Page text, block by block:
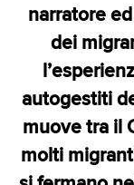
narratore
dei
autogestiti
muove tra il
molti